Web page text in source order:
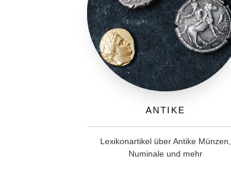
Antike
Lexikonartikel über Antike Münzen,
Numinale und mehr